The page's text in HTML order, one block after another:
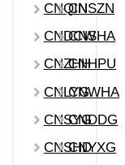
CNQINCNSZN
CNDCW
CNSHA
CNZHHCNHPU
CNLYGCNWHA
CNSYGCNDDG
CNSHDCNYXG